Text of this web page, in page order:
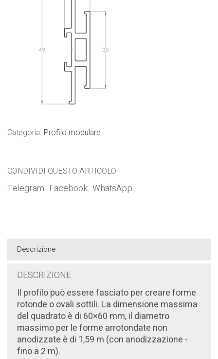
Categoria: Profilo modulare
CONDIVIDI QUESTO ARTICOLO:
Telegram Facebook WhatsApp
Descrizione
DESCRIZIONE
Il profilo può essere fasciato per creare forme
rotonde o ovali sottili. La dimensione massima
del quadrato è di 60×60 mm, il diametro
massimo per le forme arrotondate non
anodizzate è di 1,59 m (con anodizzazione -
fino a 2 m).